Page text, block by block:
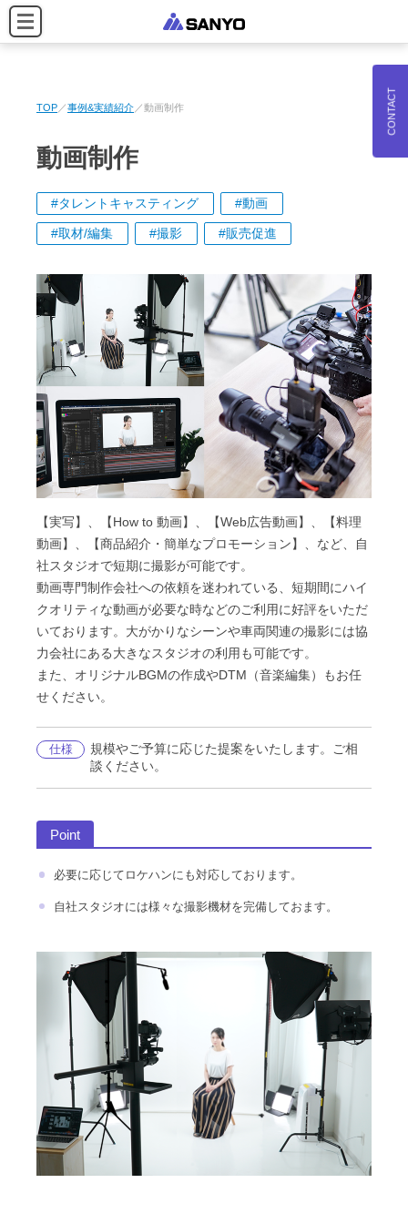
TOP 事例&実績紹介 動画制作
動画制作
タレントキャスティング 動画
取材/編集 撮影 販売促進
【実写】、【How to 動画】、【Web広告動画】、【料理
動画】、【商品紹介・簡単なプロモーション】、など、自
社スタジオで短期に撮影が可能です。
動画専門制作会社への依頼を迷われている、短期間にハイ
クオリティな動画が必要な時などのご利用に好評をいただ
いております。大がかりなシーンや車両関連の撮影には協
力会社にある大きなスタジオの利用も可能です。
また、オリジナルBGMの作成やDTM（音楽編集）もお任
せください。
仕様
規模やご予算に応じた提案をいたします。ご相
談ください。
Point
必要に応じてロケハンにも対応しております。
自社スタジオには様々な撮影機材を完備しておます。
CONTACT